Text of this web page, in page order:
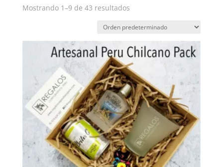
Mostrando 1–9 de 43 resultados